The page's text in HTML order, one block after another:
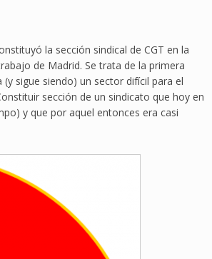
la sección sindical de CGT en la
de Madrid. Se trata de la primera
sigue siendo) un sector difícil para el
sección de un sindicato que hoy en
y que por aquel entonces era casi